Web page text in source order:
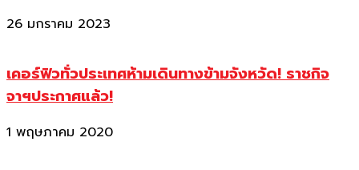
26 มกราคม 2023
เคอร์ฟิวทั่วประเทศห้ามเดินทางข้ามจังหวัด! ราชกิจ
จาฯประกาศแล้ว!
1 พฤษภาคม 2020